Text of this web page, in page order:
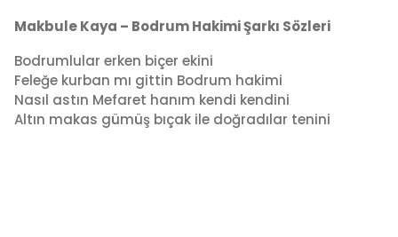
g
5
y
ı
l
y
a
d
m
i
n
Makbule Kaya – Bodrum Hakimi Şarkı Sözleri
Bodrumlular erken biçer ekini
Feleğe kurban mı gittin Bodrum hakimi
Nasıl astın Mefaret hanım kendi kendini
Altın makas gümüş bıçak ile doğradılar tenini